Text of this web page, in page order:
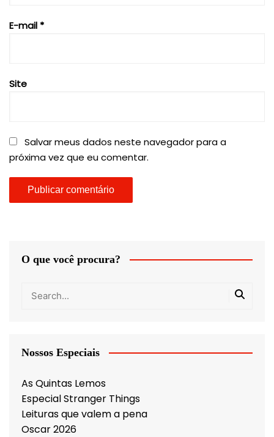
E-mail *
Site
Salvar meus dados neste navegador para a
próxima vez que eu comentar.
O que você procura?
Nossos Especiais
As Quintas Lemos
Especial Stranger Things
Leituras que valem a pena
Oscar 2026